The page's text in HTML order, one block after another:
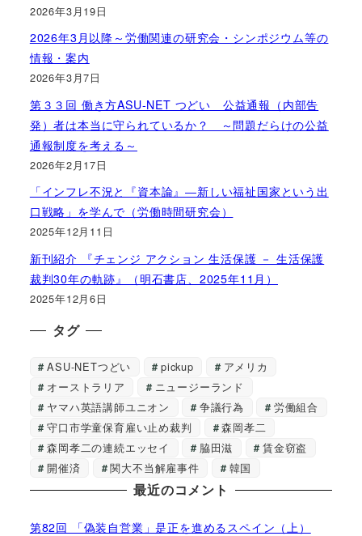
2026年3月19日
2026年3月以降～労働関連の研究会・シンポジウム等の
情報・案内
2026年3月7日
第３３回 働き方ASU-NET つどい 公益通報（内部告
発）者は本当に守られているか？ ～問題だらけの公益
通報制度を考える～
2026年2月17日
「インフレ不況と『資本論』―新しい福祉国家という出
口戦略」を学んで（労働時間研究会）
2025年12月11日
新刊紹介 『チェンジ アクション 生活保護 － 生活保護
裁判30年の軌跡』（明石書店、2025年11月）
2025年12月6日
タグ
ASU-NETつどい pickup
アメリカ
オーストラリア
ニュージーランド
ヤマハ英語講師ユニオン
争議行為
労働組合
守口市学童保育雇い止め裁判
森岡孝二
森岡孝二の連続エッセイ
脇田滋
賃金窃盗
開催済
関大不当解雇事件 韓国
最近のコメント
第82回 「偽装自営業」是正を進めるスペイン（上）